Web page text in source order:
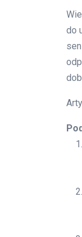
do